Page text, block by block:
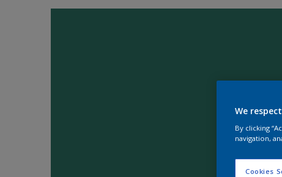
We
By clicking
navigation,
Cookies